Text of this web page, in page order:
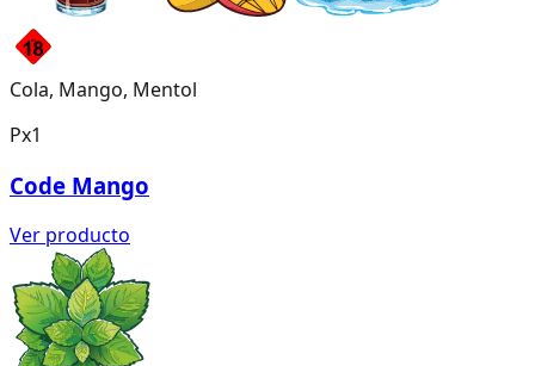
Cola, Mango, Mentol
Px1
Code Mango
Ver producto